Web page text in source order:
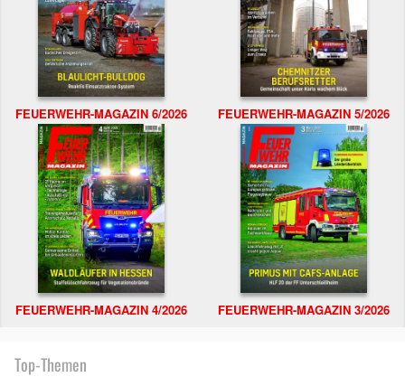
FEUERWEHR-MAGAZIN 6/2026 FEUERWEHR-MAGAZIN 5/2026
FEUERWEHR-MAGAZIN 4/2026 FEUERWEHR-MAGAZIN 3/2026
Top-Themen